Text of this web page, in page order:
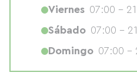
Viernes 07:00 -
Sábado 07:00 -
Domingo 07:00 -